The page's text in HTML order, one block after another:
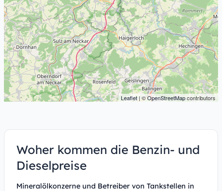
Leaflet| ©OpenStreetMapcontributors
Woher kommen die Benzin- und
Dieselpreise
Mineralölkonzerne und Betreiber von Tankstellen in